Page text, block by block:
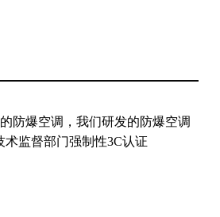
防爆空调，我们研发的防爆空调
术监督部门强制性3C认证